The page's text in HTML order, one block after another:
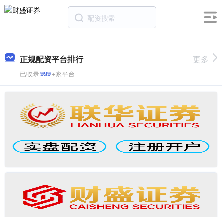
正规配资平台排行
已收录999+家平台
更多